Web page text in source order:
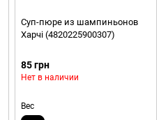
Суп-пюре из шампиньонов
Харчі (4820225900307)
85 грн
Нет в наличии
Вес